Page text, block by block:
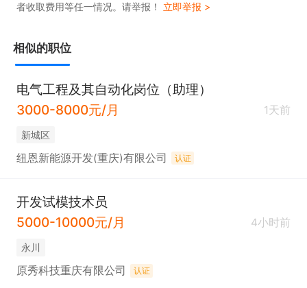
者收取费用等任一情况。请举报！ 立即举报 >
相似的职位
电气工程及其自动化岗位（助理）
3000-8000元/月
1天前
新城区
纽恩新能源开发(重庆)有限公司 认证
开发试模技术员
5000-10000元/月
4小时前
永川
原秀科技重庆有限公司 认证